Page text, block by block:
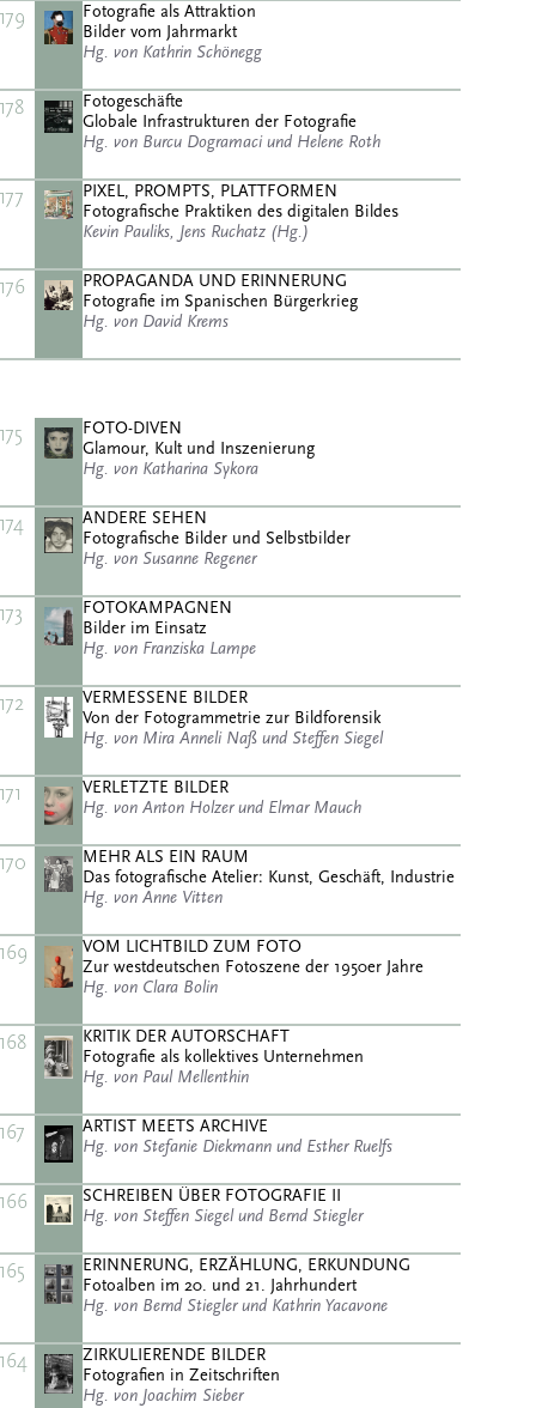
179
Fotografie als Attraktion
Bilder vom Jahrmarkt
Hg. von Kathrin Schönegg
178
Fotogeschäfte
Globale Infrastrukturen der Fotografie
Hg. von Burcu Dogramaci und Helene Roth
177
PIXEL, PROMPTS, PLATTFORMEN
Fotografische Praktiken des digitalen Bildes
Kevin Pauliks, Jens Ruchatz (Hg.)
176
PROPAGANDA UND ERINNERUNG
Fotografie im Spanischen Bürgerkrieg
Hg. von David Krems
175
FOTO-DIVEN
Glamour, Kult und Inszenierung
Hg. von Katharina Sykora
174
ANDERE SEHEN
Fotografische Bilder und Selbstbilder
Hg. von Susanne Regener
173
FOTOKAMPAGNEN
Bilder im Einsatz
Hg. von Franziska Lampe
172
VERMESSENE BILDER
Von der Fotogrammetrie zur Bildforensik
Hg. von Mira Anneli Naß und Steffen Siegel
171
VERLETZTE BILDER
Hg. von Anton Holzer und Elmar Mauch
170
MEHR ALS EIN RAUM
Das fotografische Atelier: Kunst, Geschäft, Industrie
Hg. von Anne Vitten
169
VOM LICHTBILD ZUM FOTO
Zur westdeutschen Fotoszene der 1950er Jahre
Hg. von Clara Bolin
168
KRITIK DER AUTORSCHAFT
Fotografie als kollektives Unternehmen
Hg. von Paul Mellenthin
167
ARTIST MEETS ARCHIVE
Hg. von Stefanie Diekmann und Esther Ruelfs
166
SCHREIBEN ÜBER FOTOGRAFIE II
Hg. von Steffen Siegel und Bernd Stiegler
165
ERINNERUNG, ERZÄHLUNG, ERKUNDUNG
Fotoalben im 20. und 21. Jahrhundert
Hg. von Bernd Stiegler und Kathrin Yacavone
164
ZIRKULIERENDE BILDER
Fotografien in Zeitschriften
Hg. von Joachim Sieber